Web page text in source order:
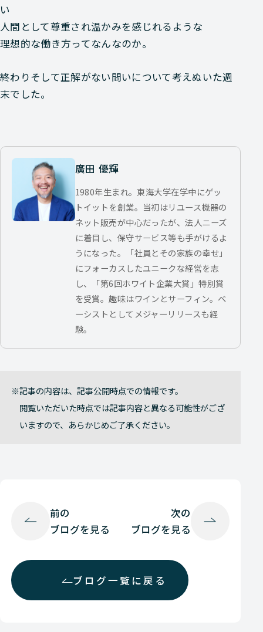
い
人間として尊重され温かみを感じれるような
理想的な働き方ってなんなのか。
終わりそして正解がない問いについて考えぬいた週
末でした。
廣田 優輝
1980年生まれ。東海大学在学中にゲッ
トイットを創業。当初はリユース機器の
ネット販売が中心だったが、法人ニーズ
に着目し、保守サービス等も手がけるよ
うになった。「社員とその家族の幸せ」
にフォーカスしたユニークな経営を志
し、「第6回ホワイト企業大賞」特別賞
を受賞。趣味はワインとサーフィン。ベ
ーシストとしてメジャーリリースも経
験。
記事の内容は、記事公開時点での情報です。
閲覧いただいた時点では記事内容と異なる可能性がござ
いますので、あらかじめご了承ください。
前の
ブログを見る
ブログ一覧に戻る
次の
ブログを見る